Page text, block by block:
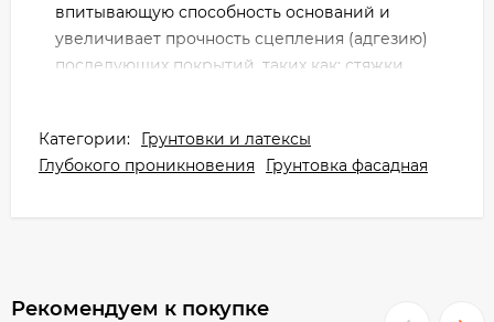
впитывающую способность оснований и
увеличивает прочность сцепления (адгезию)
последующих покрытий, таких как: стяжки,
Особенно рекомендуется для укрепления
Категории:
Грунтовки и латексы
Глубокого проникновения
Грунтовка фасадная
Рекомендуем к покупке